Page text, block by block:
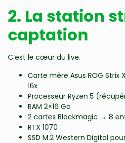
2. La station
captation
C’est le cœur du live.
Carte mère Asus ROG Strix
16x
Processeur Ryzen 5
RAM 2×16 Go
2 cartes Blackmagic → 8
RTX 1070
SSD M.2 Western Digital